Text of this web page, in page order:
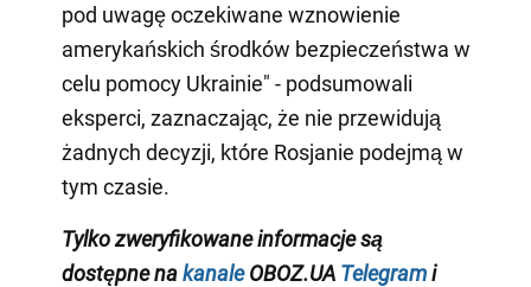
pod uwagę oczekiwane wznowienie
amerykańskich środków bezpieczeństwa w
celu pomocy Ukrainie" - podsumowali
eksperci, zaznaczając, że nie przewidują
żadnych decyzji, które Rosjanie podejmą w
tym czasie.
Tylko zweryfikowane informacje są
dostępne nakanaleOBOZ.UA Telegrami